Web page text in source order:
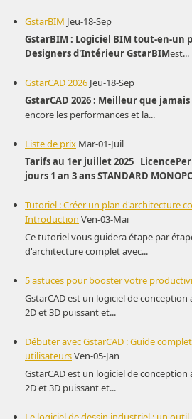
GstarBIM Jeu-18-Sep
GstarBIM : Logiciel BIM tout-en-un
Designers d'IntérieurGstarBIMest...
GstarCAD 2026 Jeu-18-Sep
GstarCAD 2026 : Meilleur que jamais
encore les performances et la...
Liste de prix Mar-01-Juil
Tarifs au 1er juillet 2025 Licence
jours 1 an 3 ansSTANDARD
Tutoriel : Créer un plan d'architecture
Introduction Ven-03-Mai
Ce tutoriel vous guidera étape par
d'architecture complet avec...
5 astuces pour booster votre
GstarCAD est un logiciel de
2D et 3D puissant et...
Débuter avec GstarCAD : Guide
utilisateursVen-05-Jan
GstarCAD est un logiciel de
2D et 3D puissant et...